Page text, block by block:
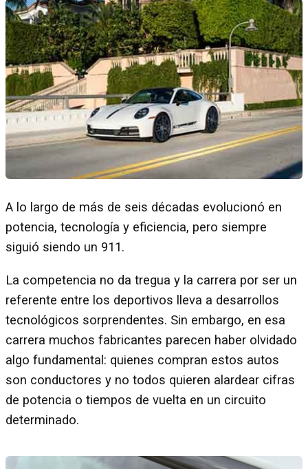
A lo largo de más de seis décadas evolucionó en
potencia, tecnología y eficiencia, pero siempre
siguió siendo un 911.
La competencia no da tregua y la carrera por ser un
referente entre los deportivos lleva a desarrollos
tecnológicos sorprendentes. Sin embargo, en esa
carrera muchos fabricantes parecen haber olvidado
algo fundamental: quienes compran estos autos
son conductores y no todos quieren alardear cifras
de potencia o tiempos de vuelta en un circuito
determinado.